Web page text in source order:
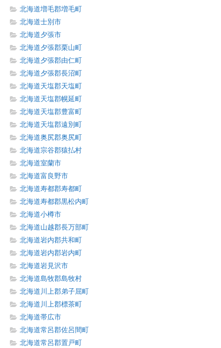
北海道増毛郡増毛町
北海道士別市
北海道夕張市
北海道夕張郡栗山町
北海道夕張郡由仁町
北海道夕張郡長沼町
北海道天塩郡天塩町
北海道天塩郡幌延町
北海道天塩郡豊富町
北海道天塩郡遠別町
北海道奥尻郡奥尻町
北海道宗谷郡猿払村
北海道室蘭市
北海道富良野市
北海道寿都郡寿都町
北海道寿都郡黒松内町
北海道小樽市
北海道山越郡長万部町
北海道岩内郡共和町
北海道岩内郡岩内町
北海道岩見沢市
北海道島牧郡島牧村
北海道川上郡弟子屈町
北海道川上郡標茶町
北海道帯広市
北海道常呂郡佐呂間町
北海道常呂郡置戸町